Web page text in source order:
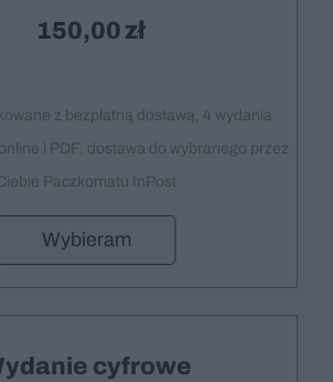
150,00
z bezpłatną dostawą, 4 wydania
i PDF, dostawa do wybranego przez
Paczkomatu InPost
Wybieram
cyfrowe